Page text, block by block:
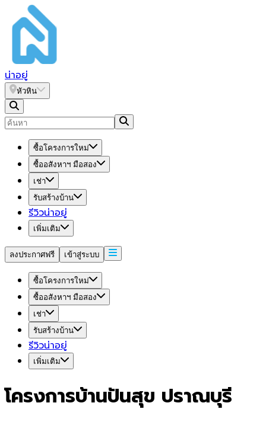
น่าอยู่
หัวหิน
ซื้อโครงการใหม่
ซื้ออสังหาฯ มือสอง
เช่า
รับสร้างบ้าน
รีวิวน่าอยู่
เพิ่มเติม
ลงประกาศฟรี เข้าสู่ระบบ
ซื้อโครงการใหม่
ซื้ออสังหาฯ มือสอง
เช่า
รับสร้างบ้าน
รีวิวน่าอยู่
เพิ่มเติม
โครงการบ้านปันสุข ปราณบุรี